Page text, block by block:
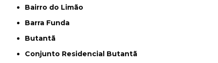
Bairro do Limão
Barra Funda
Butantã
Conjunto Residencial Butantã